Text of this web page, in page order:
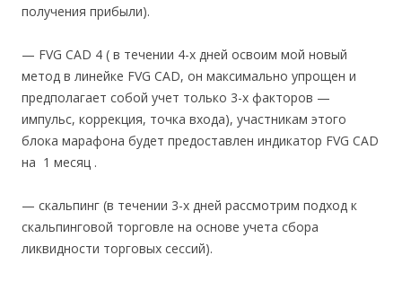
получения прибыли).
— FVG CAD 4 ( в течении 4-х дней освоим мой новый
метод в линейке FVG CAD, он максимально упрощен и
предполагает собой учет только 3-х факторов —
импульс, коррекция, точка входа), участникам этого
блока марафона будет предоставлен индикатор FVG CAD
на 1 месяц .
— скальпинг (в течении 3-х дней рассмотрим подход к
скальпинговой торговле на основе учета сбора
ликвидности торговых сессий).